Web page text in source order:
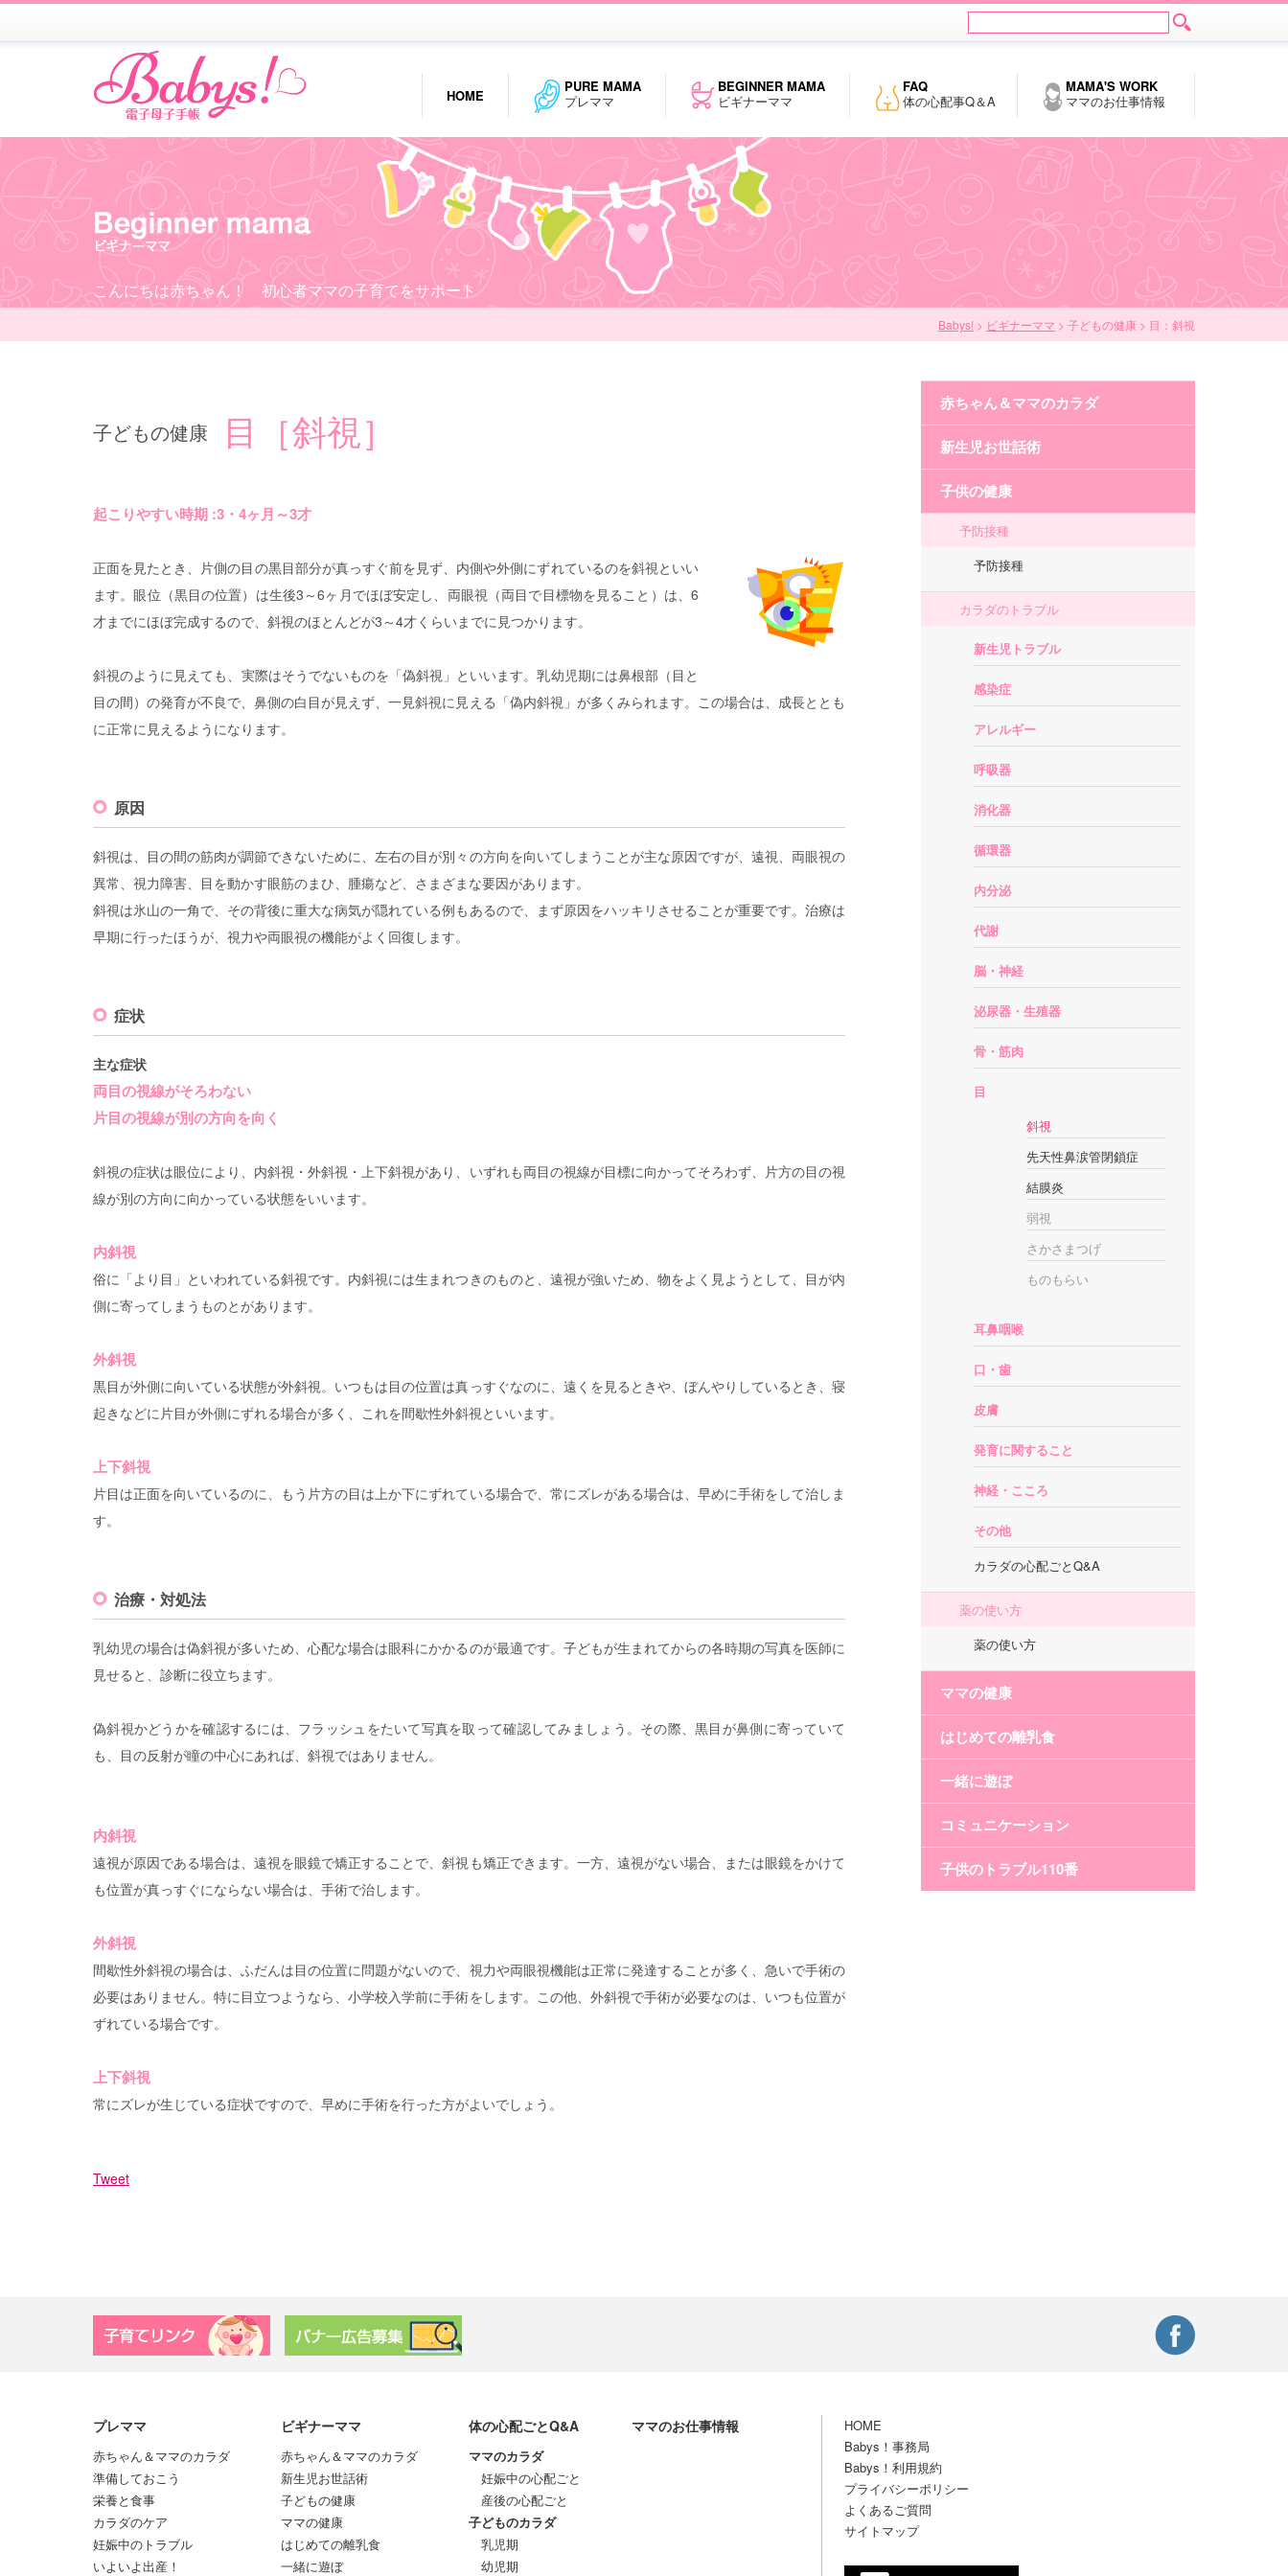
HOME
PURE MAMA
プレママ
BEGINNER MAMA
ビギナーママ
FAQ
体の心配事Q＆A
MAMA'S WORK
ママのお仕事情報
こんにちは赤ちゃん！ 初心者ママの子育てをサポート
Babys! > ビギナーママ > 子どもの健康 > 目：斜視
赤ちゃん＆ママのカラダ
新生児お世話術
子供の健康
予防接種
予防接種
カラダのトラブル
新生児トラブル
感染症
アレルギー
呼吸器
消化器
循環器
内分泌
代謝
脳・神経
泌尿器・生殖器
骨・筋肉
目
斜視
先天性鼻涙管閉鎖症
結膜炎
弱視
さかさまつげ
ものもらい
耳鼻咽喉
口・歯
皮膚
発育に関すること
神経・こころ
その他
カラダの心配ごとQ&A
薬の使い方
薬の使い方
ママの健康
はじめての離乳食
一緒に遊ぼ
コミュニケーション
子供のトラブル110番
子どもの健康 目［斜視］
起こりやすい時期 :3・4ヶ月～3才
正面を見たとき、片側の目の黒目部分が真っすぐ前を見ず、内側や外側にずれているのを斜視といい
ます。眼位（黒目の位置）は生後3～6ヶ月でほぼ安定し、両眼視（両目で目標物を見ること）は、6
才までにほぼ完成するので、斜視のほとんどが3～4才くらいまでに見つかります。
斜視のように見えても、実際はそうでないものを「偽斜視」といいます。乳幼児期には鼻根部（目と
目の間）の発育が不良で、鼻側の白目が見えず、一見斜視に見える「偽内斜視」が多くみられます。この場合は、成長ととも
に正常に見えるようになります。
原因
斜視は、目の間の筋肉が調節できないために、左右の目が別々の方向を向いてしまうことが主な原因ですが、遠視、両眼視の
異常、視力障害、目を動かす眼筋のまひ、腫瘍など、さまざまな要因があります。
斜視は氷山の一角で、その背後に重大な病気が隠れている例もあるので、まず原因をハッキリさせることが重要です。治療は
早期に行ったほうが、視力や両眼視の機能がよく回復します。
症状
主な症状
両目の視線がそろわない
片目の視線が別の方向を向く
斜視の症状は眼位により、内斜視・外斜視・上下斜視があり、いずれも両目の視線が目標に向かってそろわず、片方の目の視
線が別の方向に向かっている状態をいいます。
内斜視
俗に「より目」といわれている斜視です。内斜視には生まれつきのものと、遠視が強いため、物をよく見ようとして、目が内
側に寄ってしまうものとがあります。
外斜視
黒目が外側に向いている状態が外斜視。いつもは目の位置は真っすぐなのに、遠くを見るときや、ぼんやりしているとき、寝
起きなどに片目が外側にずれる場合が多く、これを間歇性外斜視といいます。
上下斜視
片目は正面を向いているのに、もう片方の目は上か下にずれている場合で、常にズレがある場合は、早めに手術をして治しま
す。
治療・対処法
乳幼児の場合は偽斜視が多いため、心配な場合は眼科にかかるのが最適です。子どもが生まれてからの各時期の写真を医師に
見せると、診断に役立ちます。
偽斜視かどうかを確認するには、フラッシュをたいて写真を取って確認してみましょう。その際、黒目が鼻側に寄っていて
も、目の反射が瞳の中心にあれば、斜視ではありません。
内斜視
遠視が原因である場合は、遠視を眼鏡で矯正することで、斜視も矯正できます。一方、遠視がない場合、または眼鏡をかけて
も位置が真っすぐにならない場合は、手術で治します。
外斜視
間歇性外斜視の場合は、ふだんは目の位置に問題がないので、視力や両眼視機能は正常に発達することが多く、急いで手術の
必要はありません。特に目立つようなら、小学校入学前に手術をします。この他、外斜視で手術が必要なのは、いつも位置が
ずれている場合です。
上下斜視
常にズレが生じている症状ですので、早めに手術を行った方がよいでしょう。
Tweet
プレママ
赤ちゃん＆ママのカラダ
準備しておこう
栄養と食事
カラダのケア
妊娠中のトラブル
いよいよ出産！
ビギナーママ
赤ちゃん＆ママのカラダ
新生児お世話術
子どもの健康
ママの健康
はじめての離乳食
一緒に遊ぼ
体の心配ごとQ&A
ママのカラダ
妊娠中の心配ごと
産後の心配ごと
子どものカラダ
乳児期
幼児期
ママのお仕事情報
HOME
Babys！事務局
Babys！利用規約
プライバシーポリシー
よくあるご質問
サイトマップ